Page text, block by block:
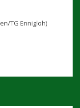
TG Ennigloh)